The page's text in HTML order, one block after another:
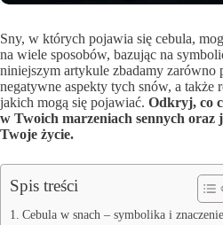
Sny, w których pojawia się cebula,
na wiele sposobów, bazując na
niniejszym artykule zbadamy zarówno
negatywne aspekty tych snów, a także
jakich mogą się pojawiać. Odkryj, co
w Twoich marzeniach sennych oraz
Twoje życie.
Spis treści
Cebula w snach – symbolika i znaczenie